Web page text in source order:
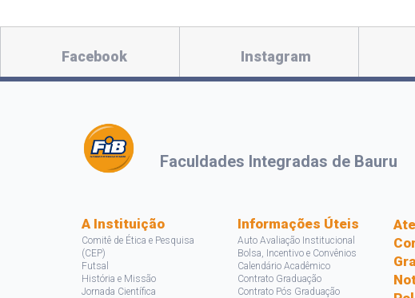
Facebook Instagram
Faculdades Integradas de Bauru
A Instituição
Comitê de Ética e Pesquisa
(CEP)
Futsal
História e Missão
Jornada Científica
Informações Úteis
Auto Avaliação Institucional
Bolsa, Incentivo e Convênios
Calendário Acadêmico
Contrato Graduação
Contrato Pós Graduação